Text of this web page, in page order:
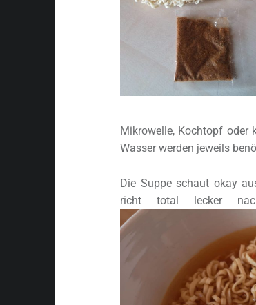
Mikrowelle, Kochtopf oder
Wasser werden jeweils
Die Suppe schaut okay
richt total lecker